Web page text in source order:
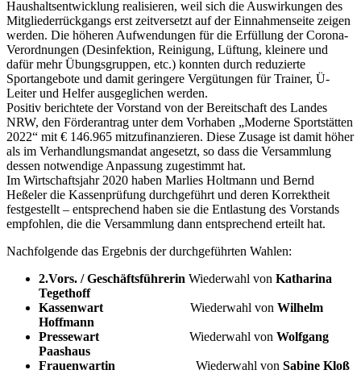
Haushaltsentwicklung realisieren, weil sich die Auswirkungen des
Mitgliederrückgangs erst zeitversetzt auf der Einnahmenseite zeigen
werden. Die höheren Aufwendungen für die Erfüllung der Corona-
Verordnungen (Desinfektion, Reinigung, Lüftung, kleinere und
dafür mehr Übungsgruppen, etc.) konnten durch reduzierte
Sportangebote und damit geringere Vergütungen für Trainer, Ü-
Leiter und Helfer ausgeglichen werden.
Positiv berichtete der Vorstand von der Bereitschaft des Landes
NRW, den Förderantrag unter dem Vorhaben „Moderne Sportstätten
2022“ mit € 146.965 mitzufinanzieren. Diese Zusage ist damit höher
als im Verhandlungsmandat angesetzt, so dass die Versammlung
dessen notwendige Anpassung zugestimmt hat.
Im Wirtschaftsjahr 2020 haben Marlies Holtmann und Bernd
Heßeler die Kassenprüfung durchgeführt und deren Korrektheit
festgestellt – entsprechend haben sie die Entlastung des Vorstands
empfohlen, die die Versammlung dann entsprechend erteilt hat.
Nachfolgende das Ergebnis der durchgeführten Wahlen:
2.Vors. / Geschäftsführerin Wiederwahl von Katharina
Tegethoff
Kassenwart Wiederwahl von Wilhelm
Hoffmann
Pressewart Wiederwahl von Wolfgang
Paashaus
Frauenwartin Wiederwahl von Sabine Kloß